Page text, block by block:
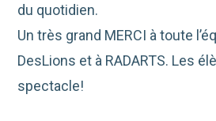
du quotidien.
Un très grand MERCI à toute
DesLions et à RADARTS. Les
spectacle!